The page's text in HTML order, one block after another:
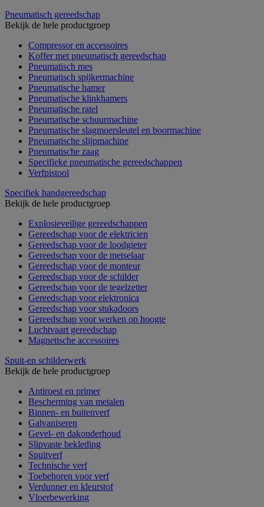
Pneumatisch gereedschap
Bekijk de hele productgroep
Compressor en accessoires
Koffer met pneumatisch gereedschap
Pneumatisch mes
Pneumatisch spijkermachine
Pneumatische hamer
Pneumatische klinkhamers
Pneumatische ratel
Pneumatische schuurmachine
Pneumatische slagmoersleutel en boormachine
Pneumatische slijpmachine
Pneumatische zaag
Specifieke pneumatische gereedschappen
Verfpistool
Specifiek handgereedschap
Bekijk de hele productgroep
Explosieveilige gereedschappen
Gereedschap voor de elektricien
Gereedschap voor de loodgieter
Gereedschap voor de metselaar
Gereedschap voor de monteur
Gereedschap voor de schilder
Gereedschap voor de tegelzetter
Gereedschap voor elektronica
Gereedschap voor stukadoors
Gereedschap voor werken op hoogte
Luchtvaart gereedschap
Magnetische accessoires
Spuit-en schilderwerk
Bekijk de hele productgroep
Antiroest en primer
Bescherming van metalen
Binnen- en buitenverf
Galvaniseren
Gevel- en dakonderhoud
Slipvaste bekleding
Spuitverf
Technische verf
Toebehoren voor verf
Verdunner en kleurstof
Vloerbewerking